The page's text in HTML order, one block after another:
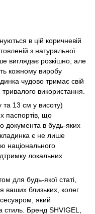
в цій коричневій
з натуральної
виглядає розкішно, але
кожному виробу
чудово тримає свій
використання.
13 см у висоту)
паспортів, що
документа в будь-яких
є не лише
національного
локальних
для будь-якої статі,
ваших близьких, колег
який
стиль. Бренд SHVIGEL,